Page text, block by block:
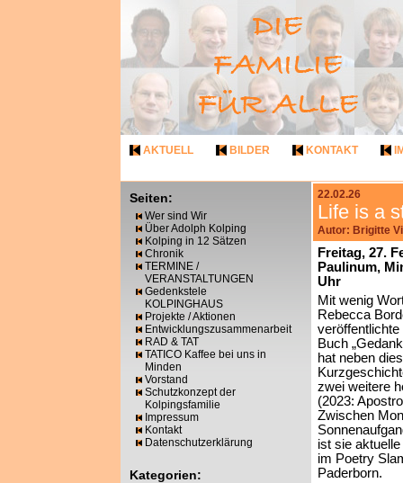
AKTUELL BILDER KONTAKT
Seiten:
Wer sind Wir
Über Adolph Kolping
Kolping in 12 Sätzen
Chronik
TERMINE /
VERANSTALTUNGEN
Gedenkstele
KOLPINGHAUS
Projekte / Aktionen
Entwicklungszusammenarbeit
RAD & TAT
TATICO Kaffee bei uns in
Minden
Vorstand
Schutzkonzept der
Kolpingsfamilie
Impressum
Kontakt
Datenschutzerklärung
Kategorien:
22.02.26
Life is a
Autor: Brigitte
Freitag, 27.
Paulinum,
Uhr
Mit wenig
Rebecca
Buch
hat neben
zwei weitere
(2023:
Zwischen
ist sie
im Poetry
Paderborn.